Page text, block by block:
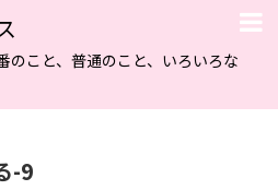
のこと、普通のこと、いろいろな
-9